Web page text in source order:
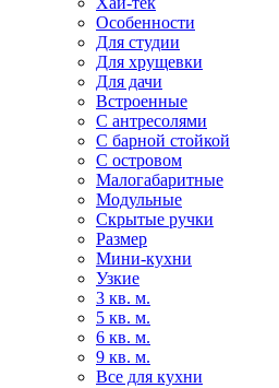
Особенности
Для студии
Для хрущевки
Для дачи
Встроенные
С антресолями
С барной стойкой
С островом
Малогабаритные
Модульные
Скрытые ручки
Размер
Мини-кухни
Узкие
3 кв. м.
5 кв. м.
6 кв. м.
9 кв. м.
Все для кухни